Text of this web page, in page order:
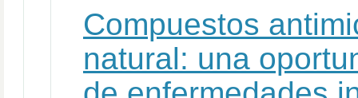
Compuestos
natural: una